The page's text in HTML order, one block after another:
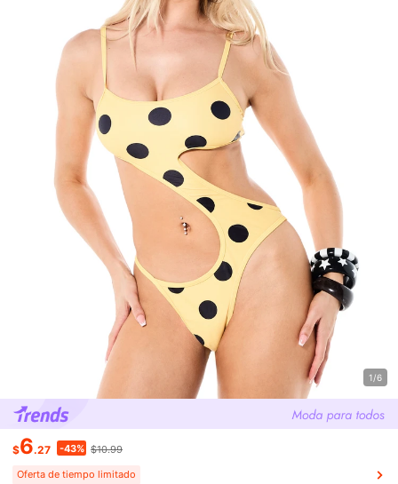
1/6
$6.27 -43% $10.99
Oferta de tiempo limitado